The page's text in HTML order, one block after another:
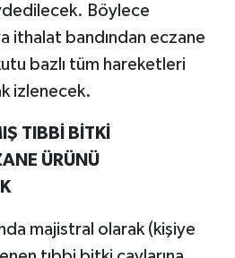
Böylece
ithalat bandından eczane
bazlı tüm hareketleri
izlenecek.
TIBBİ BİTKİ
ÜRÜNÜ
majistral olarak (kişiye